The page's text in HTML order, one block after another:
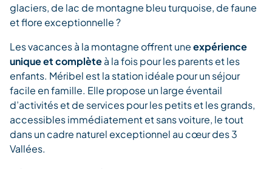
glaciers, de lac de montagne bleu turquoise, de faune
et flore exceptionnelle ?
Les vacances à la montagne offrent uneexpérience
unique et complèteà la fois pour les parents et les
enfants. Méribel est la station idéale pour un séjour
facile en famille. Elle propose un large éventail
d’activités et de services pour les petits et les grands,
accessibles immédiatement et sans voiture, le tout
dans un cadre naturel exceptionnel au cœur des 3
Vallées.